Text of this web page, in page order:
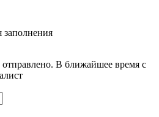
заполнения
В ближайшее время с